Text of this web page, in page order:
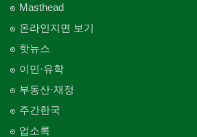
Masthead
온라인지면 보기
핫뉴스
이민·유학
부동산·재정
주간한국
업소록